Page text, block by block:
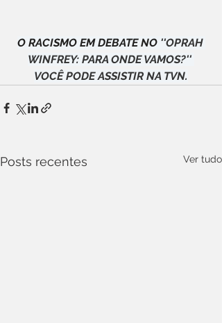
O RACISMO EM DEBATE NO ''OPRAH
WINFREY: PARA ONDE VAMOS?''
VOCÊ PODE ASSISTIR NA TVN.
Posts recentes Ver tudo